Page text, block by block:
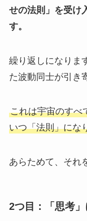
せの法則」を受け
す。
繰り返しになりま
た波動同士が引き
これは宇宙のすべ
いつ「法則」にな
あらためて、それ
2つ目：「思考」